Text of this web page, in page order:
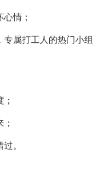
情；
属打工人的热门小组
。